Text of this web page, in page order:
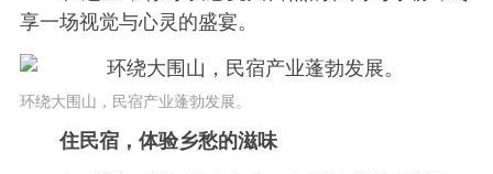
享一场视觉与心灵的盛宴。
环绕大围山，民宿产业蓬勃发展。
住民宿，体验乡愁的滋味